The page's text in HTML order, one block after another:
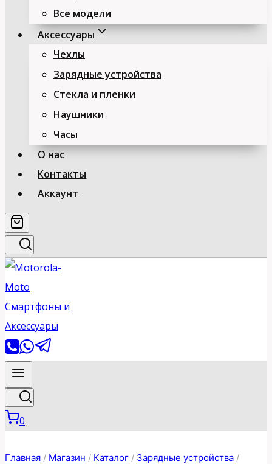
Все модели
Аксессуары
Чехлы
Зарядные устройства
Стекла и пленки
Наушники
Часы
О нас
Контакты
Аккаунт
0
Главная / Магазин / Каталог / Зарядные устройства /